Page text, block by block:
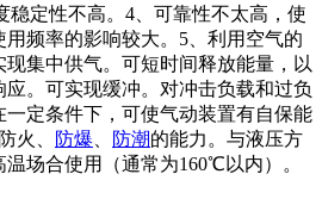
稳定性不高。4、可靠性不太高，使
频率的影响较大。5、利用空气的
集中供气。可短时间释放能量，以
。可实现缓冲。对冲击负载和过负
定条件下，可使气动装置有自保能
火、
防爆 防潮的能力。与液压方
场合使用（通常为160℃以内）。